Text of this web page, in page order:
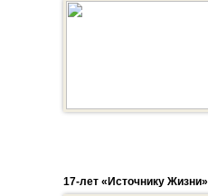
17-лет «Источнику Жизни»